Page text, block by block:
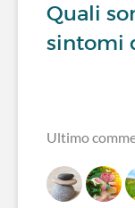
Quali
sintomi
Ultimo